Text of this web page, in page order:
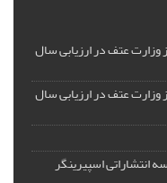
عتف در ارزیابی سال
عتف در ارزیابی سال
اسپیرینگر